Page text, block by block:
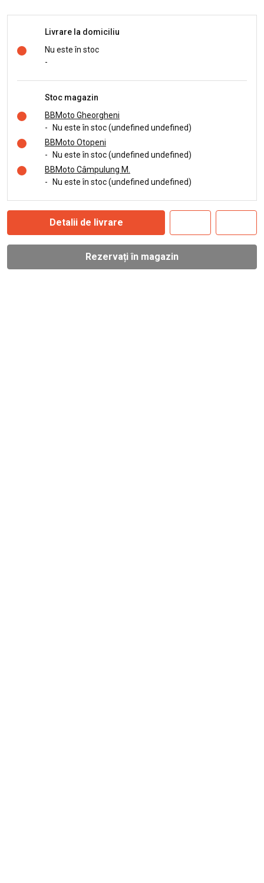
Livrare la domiciliu
Nu este în stoc
-
Stoc magazin
BBMoto Gheorgheni
-
Nu este în stoc (undefined undefined)
BBMoto Otopeni
-
Nu este în stoc (undefined undefined)
BBMoto Câmpulung M.
-
Nu este în stoc (undefined undefined)
Detalii de livrare
Rezervați în magazin